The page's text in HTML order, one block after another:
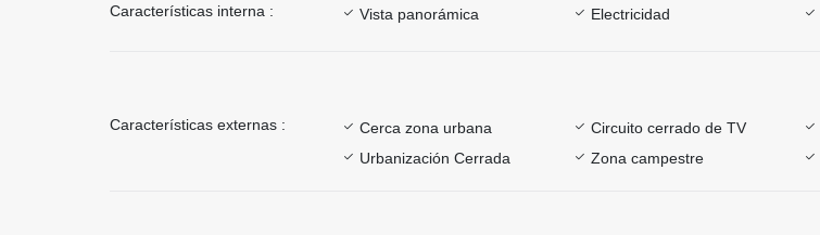
Características interna : Vista panorámica Electricidad
Características externas : Cerca zona urbana Circuito cerrado de TV
Urbanización Cerrada
Zona campestre